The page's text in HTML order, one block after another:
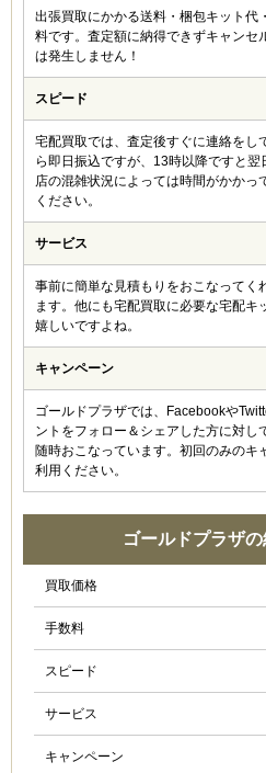
ちひろ (20代)
ボーナスで買ったピア
3つの店舗で査定して
だったら、もうフリマ
(笑)
おうかな。
今回初めて利用しまし
石類が多数あったので
取に出しました。店舗
新しいバッグが欲しか
とネックレスを買い取
ときは買取額アップの
で、他店よりも大幅に
出張買取にかかる送料・梱包キット代
料です。査定額に納得できずキャンセ
は発生しません！
スピード
宅配買取では、査定後すぐに連絡をし
ら即日振込ですが、13時以降ですと
店の混雑状況によっては時間がかかっ
ください。
サービス
事前に簡単な見積もりをおこなってく
ます。他にも宅配買取に必要な宅配キ
嬉しいですよね。
キャンペーン
ゴールドプラザでは、Facebookや
ントをフォロー＆シェアした方に対し
随時おこなっています。初回のみのキ
利用ください。
ゴールドプラザ
買取価格
手数料
スピード
サービス
キャンペーン